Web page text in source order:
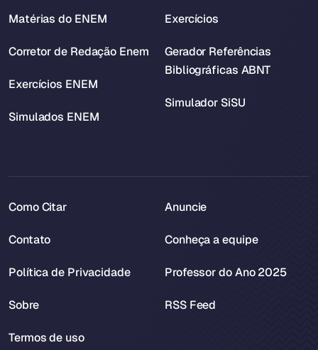
Matérias do ENEM
Corretor de Redação Enem
Exercícios ENEM
Simulados ENEM
Exercícios
Gerador Referências
Bibliográficas ABNT
Simulador SiSU
Como Citar
Contato
Política de Privacidade
Sobre
Termos de uso
Anuncie
Conheça a equipe
Professor do Ano 2025
RSS Feed